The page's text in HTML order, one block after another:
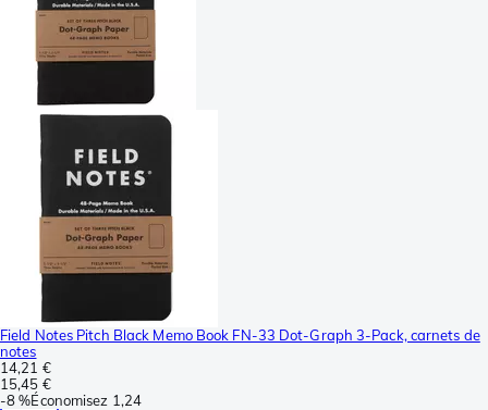
Field Notes Pitch Black Memo Book FN-33 Dot-Graph 3-Pack, carnets de
notes
14,21 €
15,45 €
-8 %Économisez 1,24